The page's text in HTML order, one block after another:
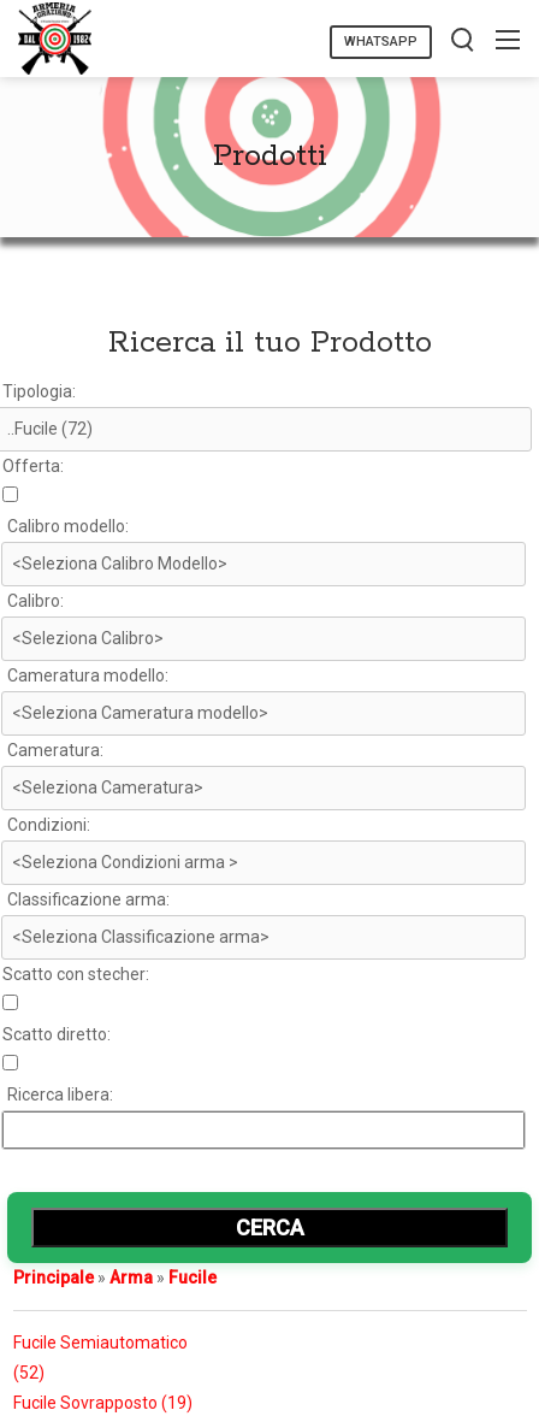
WHATSAPP
Prodotti
Ricerca il tuo Prodotto
Tipologia:
Offerta:
Calibro modello:
Calibro:
Cameratura modello:
Cameratura:
Condizioni:
Classificazione arma:
Scatto con stecher:
Scatto diretto:
Ricerca libera:
Principale» Arma» Fucile
Fucile Semiautomatico
(52)
Fucile Sovrapposto (19)